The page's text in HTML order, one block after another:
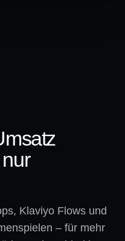
Klaviyo Flows und
– für mehr